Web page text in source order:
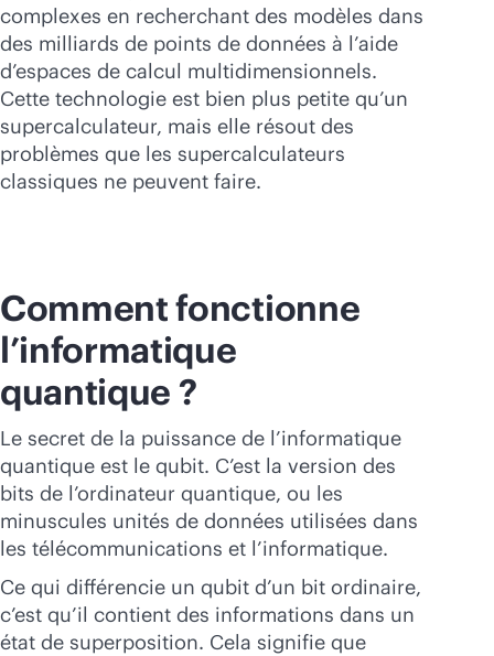
Acheter maintenant
complexes en recherchant des modèles dans
des milliards de points de données à l’aide
d’espaces de calcul multidimensionnels.
Cette technologie est bien plus petite qu’un
supercalculateur, mais elle résout des
problèmes que les supercalculateurs
classiques ne peuvent faire.
Comment fonctionne
l’informatique
quantique ?
Le secret de la puissance de l’informatique
quantique est le qubit. C’est la version des
bits de l’ordinateur quantique, ou les
minuscules unités de données utilisées dans
les télécommunications et l’informatique.
Ce qui différencie un qubit d’un bit ordinaire,
c’est qu’il contient des informations dans un
état de superposition. Cela signifie que